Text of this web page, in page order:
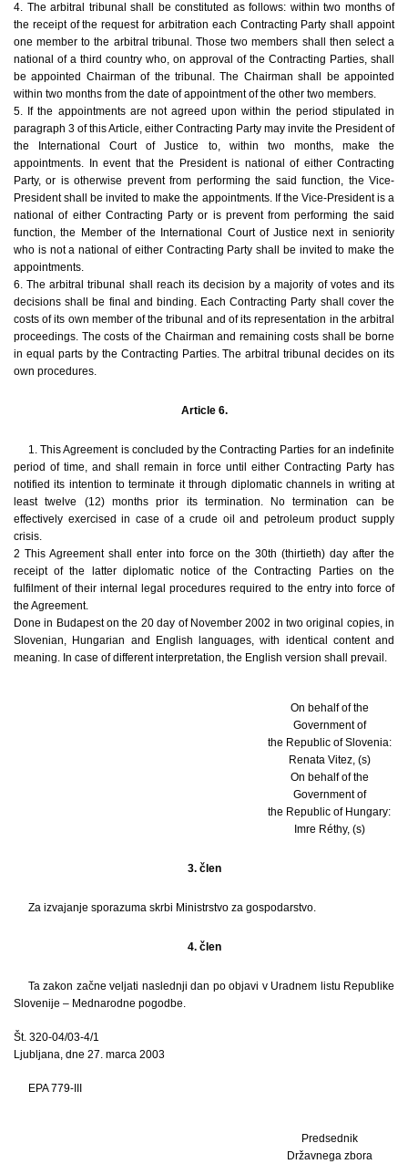
4. The arbitral tribunal shall be constituted as follows: within two months of
the receipt of the request for arbitration each Contracting Party shall appoint
one member to the arbitral tribunal. Those two members shall then select a
national of a third country who, on approval of the Contracting Parties, shall
be appointed Chairman of the tribunal. The Chairman shall be appointed
within two months from the date of appointment of the other two members.
5. If the appointments are not agreed upon within the period stipulated in
paragraph 3 of this Article, either Contracting Party may invite the President of
the International Court of Justice to, within two months, make the
appointments. In event that the President is national of either Contracting
Party, or is otherwise prevent from performing the said function, the Vice-
President shall be invited to make the appointments. If the Vice-President is a
national of either Contracting Party or is prevent from performing the said
function, the Member of the International Court of Justice next in seniority
who is not a national of either Contracting Party shall be invited to make the
appointments.
6. The arbitral tribunal shall reach its decision by a majority of votes and its
decisions shall be final and binding. Each Contracting Party shall cover the
costs of its own member of the tribunal and of its representation in the arbitral
proceedings. The costs of the Chairman and remaining costs shall be borne
in equal parts by the Contracting Parties. The arbitral tribunal decides on its
own procedures.
Article 6.
1. This Agreement is concluded by the Contracting Parties for an indefinite
period of time, and shall remain in force until either Contracting Party has
notified its intention to terminate it through diplomatic channels in writing at
least twelve (12) months prior its termination. No termination can be
effectively exercised in case of a crude oil and petroleum product supply
crisis.
2 This Agreement shall enter into force on the 30th (thirtieth) day after the
receipt of the latter diplomatic notice of the Contracting Parties on the
fulfilment of their internal legal procedures required to the entry into force of
the Agreement.
Done in Budapest on the 20 day of November 2002 in two original copies, in
Slovenian, Hungarian and English languages, with identical content and
meaning. In case of different interpretation, the English version shall prevail.
On behalf of the
Government of
the Republic of Slovenia:
Renata Vitez, (s)
On behalf of the
Government of
the Republic of Hungary:
Imre Réthy, (s)
3. člen
Za izvajanje sporazuma skrbi Ministrstvo za gospodarstvo.
4. člen
Ta zakon začne veljati naslednji dan po objavi v Uradnem listu Republike
Slovenije – Mednarodne pogodbe.
Št. 320-04/03-4/1
Ljubljana, dne 27. marca 2003
EPA 779-III
Predsednik
Državnega zbora